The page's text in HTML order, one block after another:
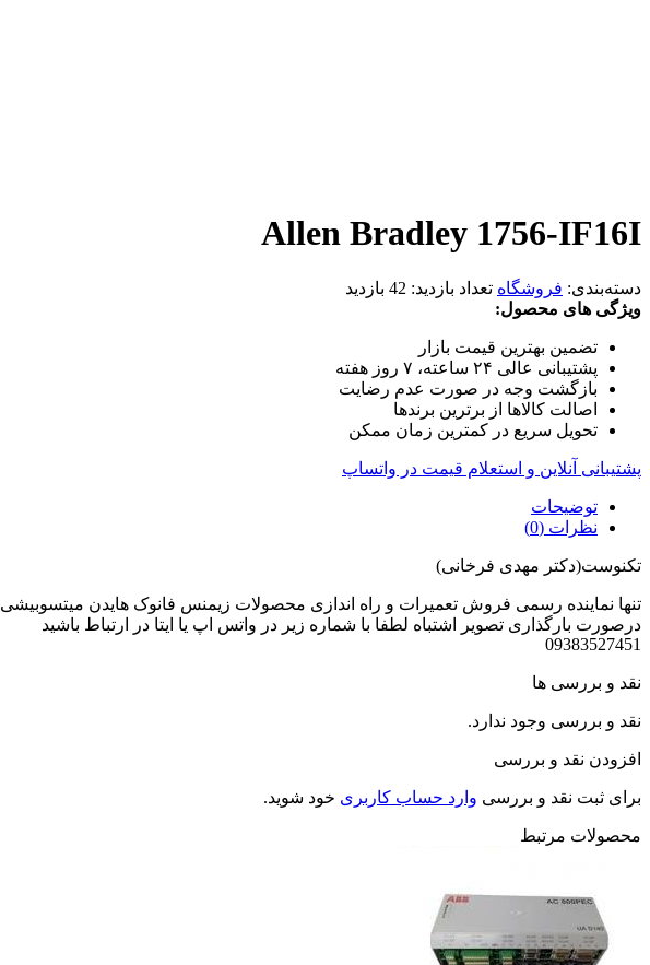
Allen Bradley 1756-IF16I
دسته‌بندی: فروشگاه تعداد بازدید: 42 بازدید
ویژگی های محصول:
تضمین بهترین قیمت بازار
پشتیبانی عالی ۲۴ ساعته، ۷ روز هفته
بازگشت وجه در صورت عدم رضایت
اصالت کالاها از برترین برندها
تحویل سریع در کمترین زمان ممکن
پشتیبانی آنلاین و استعلام قیمت در واتساپ
توضیحات
نظرات (0)
تکنوست(دکتر مهدی فرخانی)
تنها نماینده رسمی فروش تعمیرات و راه اندازی محصولات زیمنس فانوک هایدن میتسوبیشی ABBدر ایران
درصورت بارگذاری تصویر اشتباه لطفا با شماره زیر در واتس اپ یا ایتا در ارتباط باشید
09383527451
نقد و بررسی ها
نقد و بررسی وجود ندارد.
افزودن نقد و بررسی
برای ثبت نقد و بررسی وارد حساب کاربری خود شوید.
محصولات مرتبط